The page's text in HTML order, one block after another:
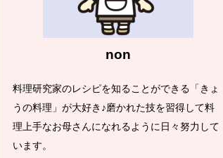
non
料理研究家のレシピを知ることができる「きょ
うの料理」が大好き♪磨かれた技を習得して料
理上手なお母さんになれるように日々努力して
います。